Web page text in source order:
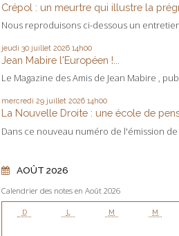
Crépol : un meurtre qui illustre la
Nous reproduisons ci-dessous un
jeudi 30 juillet 2026 14h00
Jean Mabire l'Européen !...
Le Magazine des Amis de Jean Mabire ,
mercredi 29 juillet 2026 14h00
La Nouvelle Droite : une école de
Dans ce nouveau numéro de l'émission de
AOÛT 2026
Calendrier des notes en Août 2026
D L M M